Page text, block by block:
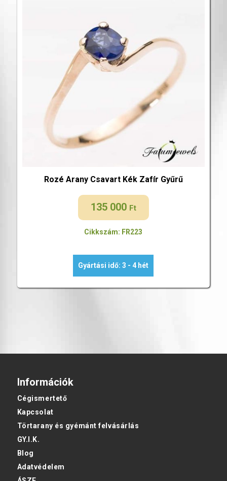
Rozé Arany Csavart Kék Zafír Gyűrű
135 000 Ft
Cikkszám: FR223
Gyártási idő: 3 - 4 hét
Információk
Cégismertető
Kapcsolat
Törtarany és gyémánt felvásárlás
GY.I.K.
Blog
Adatvédelem